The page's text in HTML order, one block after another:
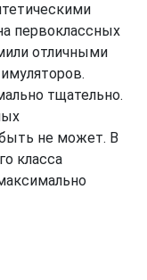
первоклассных
отличными
тщательно.
не может. В
класса